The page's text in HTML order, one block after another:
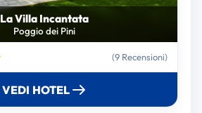
La Villa Incantata
Poggio dei Pini
(9 Recensioni)
VEDI HOTEL